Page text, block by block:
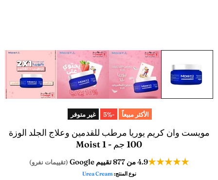
الأكثر مبيعاً -5% غير متوفر
مويست وان كريم يوريا مرطب للقدمين وعلاج الجلد الوزة
100 جم - Moist 1
★★★★★
4.9من 877 تقييم Google (تقييمات نفرو)
نوع المنتج: Urea Cream